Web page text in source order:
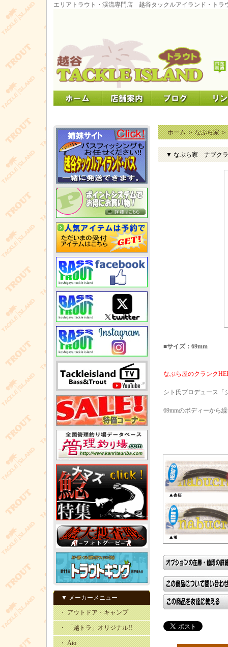
エリアトラウト・渓流専門店 越谷タックルアイランド・トラ
▼ メーカーメニュー
・ アウトドア・キャンプ
・ 「越トラ」オリジナル!!
・ Aio
ホーム＞なぶら家＞
▼ なぶら家 ナブク
■サイズ：69mm
なぶら屋のクランク
シト氏プロデュース「
69mmのボディーから